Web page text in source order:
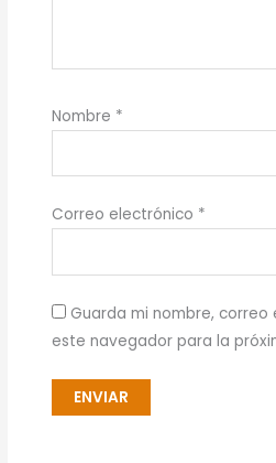
Nombre *
Correo electrónico *
Guarda mi nombre,
este navegador para la